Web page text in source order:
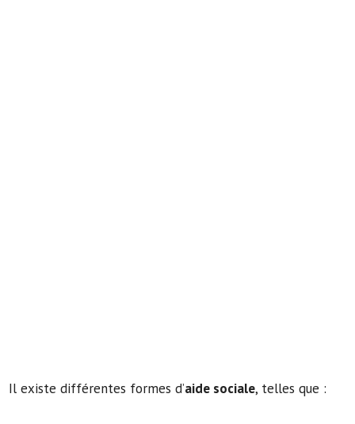
Il existe différentes formes d’aide sociale, telles que :